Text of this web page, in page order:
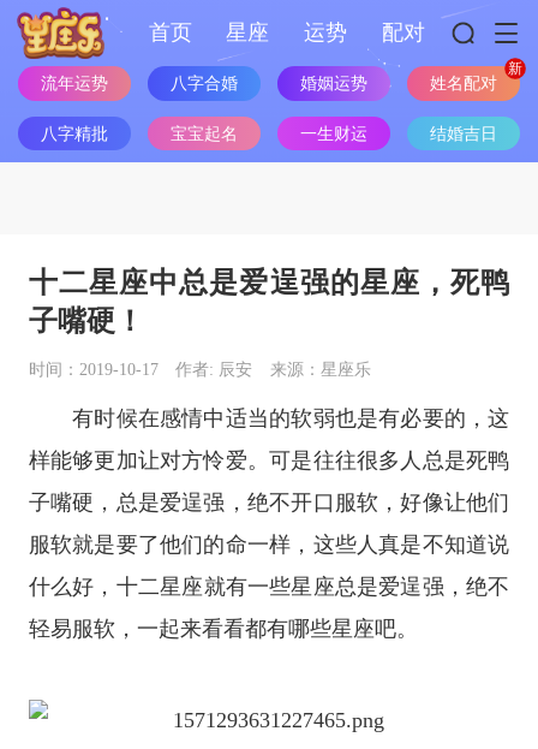
首页 星座 运势 配对
流年运势 八字合婚 婚姻运势 姓名配对
八字精批 宝宝起名 一生财运 结婚吉日
十二星座中总是爱逞强的星座，死鸭
子嘴硬！
时间：2019-10-17 作者: 辰安 来源：星座乐
有时候在感情中适当的软弱也是有必要的，这
样能够更加让对方怜爱。可是往往很多人总是死鸭
子嘴硬，总是爱逞强，绝不开口服软，好像让他们
服软就是要了他们的命一样，这些人真是不知道说
什么好， 十二星座就有一些星座总是爱逞强，绝不
轻易服软，一起来看看都有哪些星座吧。